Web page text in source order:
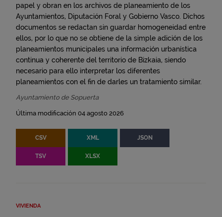
papel y obran en los archivos de planeamiento de los
Ayuntamientos, Diputación Foral y Gobierno Vasco. Dichos
documentos se redactan sin guardar homogeneidad entre
ellos, por lo que no se obtiene de la simple adición de los
planeamientos municipales una información urbanística
continua y coherente del territorio de Bizkaia, siendo
necesario para ello interpretar los diferentes
planeamientos con el fin de darles un tratamiento similar.
Ayuntamiento de Sopuerta
Última modificación 04 agosto 2026
CSV XML JSON
TSV XLSX
VIVIENDA